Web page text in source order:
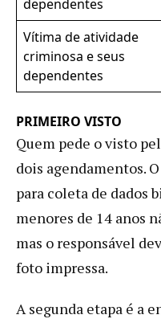
dependentes
Vítima de atividade
criminosa e seus
dependentes
PRIMEIRO VISTO
Quem pede o visto
dois agendamentos.
para coleta de dados
menores de 14 anos
mas o responsável
foto impressa.
A segunda etapa é a